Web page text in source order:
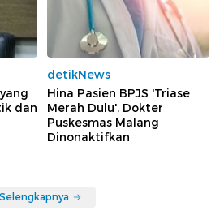
dan
detikNews
Hina Pasien BPJS 'Triase
Merah Dulu', Dokter
Puskesmas Malang
Dinonaktifkan
Selengkapnya